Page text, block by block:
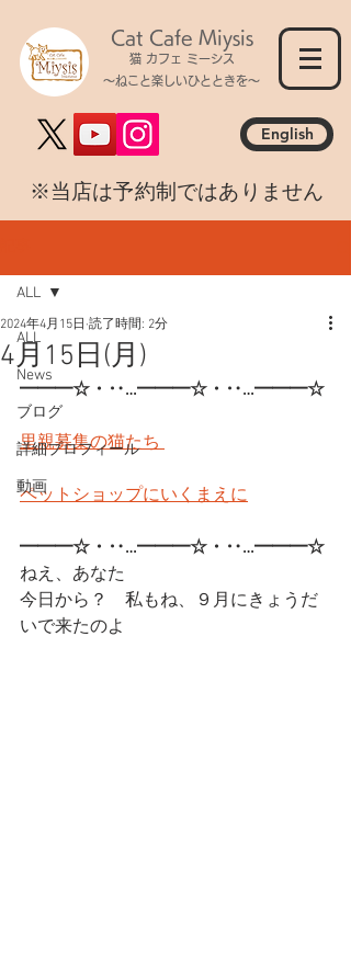
Cat Cafe Miysis
猫 カフェ ミーシス
～ねこと楽しいひとときを～
English
​※当店は予約制ではありません
ALL
News
ブログ
詳細プロフィール
動画
ALL
4月15日(月)
2024年4月15日 読了時間: 2分
━━━☆・‥…━━━☆・‥…━━━☆
里親募集の猫たち
ペットショップにいくまえに
━━━☆・‥…━━━☆・‥…━━━☆
ねえ、あなた
今日から？　私もね、９月にきょうだ
いで来たのよ